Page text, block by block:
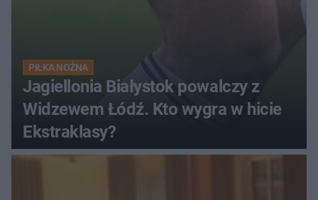
PIŁKA NOŻNA
Jagiellonia Białystok powalczy z
Widzewem Łódź. Kto wygra w hicie
Ekstraklasy?